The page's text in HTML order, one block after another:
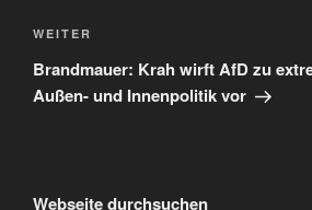
Nächster
Beitrag
WEITER
Brandmauer: Krah wirft AfD zu
Außen- und Innenpolitik vor
Webseite durchsuchen